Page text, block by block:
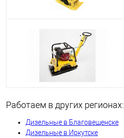
Работаем в других регионах:
Дизельные в Благовещенске
Дизельные в Иркутске